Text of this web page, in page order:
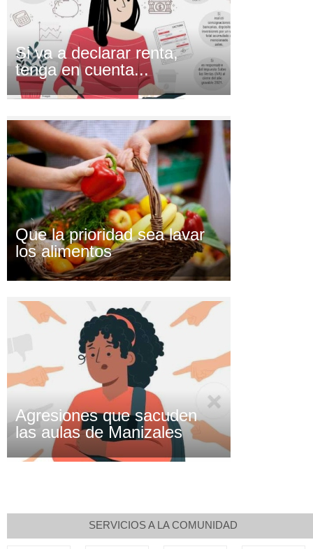
Si va a declarar renta,
tenga en cuenta...
Que la prioridad sea lavar
los alimentos
Agresiones que sacuden
las aulas de Manizales
SERVICIOS A LA COMUNIDAD